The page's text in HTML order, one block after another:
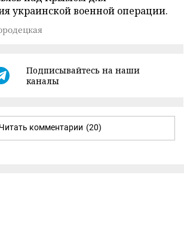
украинской военной операции.
Подписывайтесь на наши
каналы
Читать комментарии (20)